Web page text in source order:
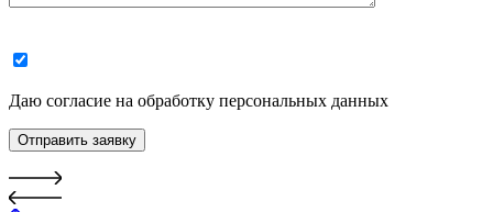
Даю согласие на обработку персональных данных
Отправить заявку